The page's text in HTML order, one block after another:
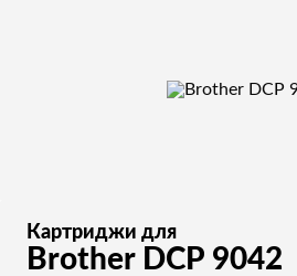
Картриджи для
Brother DCP 9042